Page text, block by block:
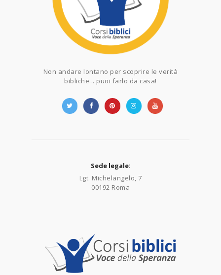
Non andare lontano per scoprire le verità
bibliche... puoi farlo da casa!
Sede legale:
Lgt. Michelangelo, 7
00192 Roma